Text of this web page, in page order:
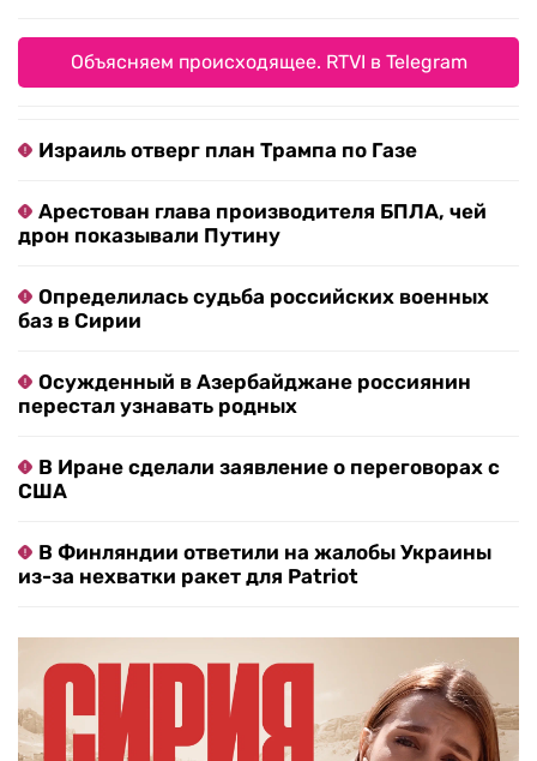
Объясняем происходящее. RTVI в Telegram
Израиль отверг план Трампа по Газе
Арестован глава производителя БПЛА, чей
дрон показывали Путину
Определилась судьба российских военных
баз в Сирии
Осужденный в Азербайджане россиянин
перестал узнавать родных
В Иране сделали заявление о переговорах с
США
В Финляндии ответили на жалобы Украины
из-за нехватки ракет для Patriot